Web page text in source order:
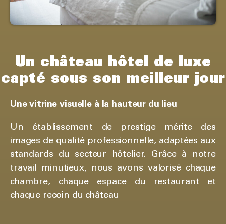
Un château hôtel de luxe
capté sous son meilleur jour
Une vitrine visuelle à la hauteur du lieu
Un établissement de prestige mérite des
images de qualité professionnelle, adaptées aux
standards du secteur hôtelier. Grâce à notre
travail minutieux, nous avons valorisé chaque
chambre, chaque espace du restaurant et
chaque recoin du château